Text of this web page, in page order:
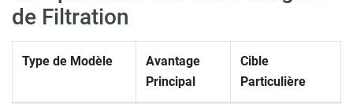
de Filtration
Type de Modèle
Avantage
Principal
Cible
Particulière